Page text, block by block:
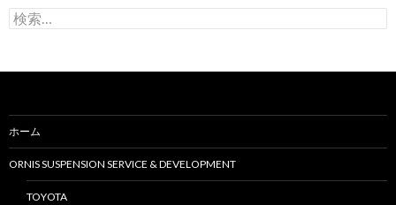
検
索
ホーム
ORNIS SUSPENSION SERVICE & DEVELOPMENT
TOYOTA